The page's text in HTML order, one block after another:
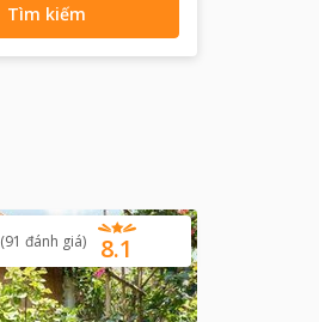
Tìm kiếm
8.1
(91 đánh giá)